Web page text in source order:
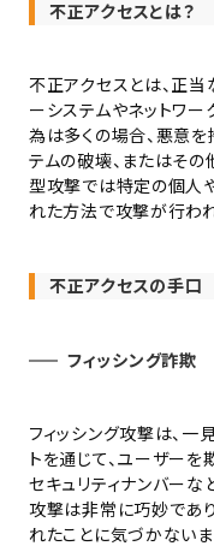
不正アクセスとは？
不正アクセスとは、正
ーシステムやネットワー
為は多くの場合、悪意を
テムの破壊、またはそ
型攻撃では特定の個人
れた方法で攻撃が行われ
不正アクセスの手口
フィッシング詐欺
フィッシング攻撃は、一
トを通じて、ユーザーを
セキュリティナンバーな
攻撃は非常に巧妙であ
れたことに気づかない